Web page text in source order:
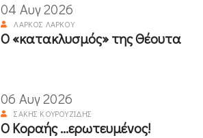
04 Αυγ 2026
ΛΆΡΚΟΣ ΛΆΡΚΟΥ
Ο «κατακλυσμός» της Θέουτα
06 Αυγ 2026
ΣΆΚΗΣ ΚΟΥΡΟΥΖΊΔΗΣ
Ο Κοραής ...ερωτευμένος!